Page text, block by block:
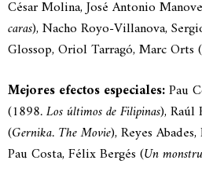
César Molina, José Antonio
caras), Nacho Royo-Villanova,
Glossop, Oriol Tarragó, Marc Orts (
Mejores efectos especiales:Pau
(1898. Los últimos de Filipinas), Raúl
(Gernika. The Movie), Reyes
Pau Costa, Félix Bergés (Un